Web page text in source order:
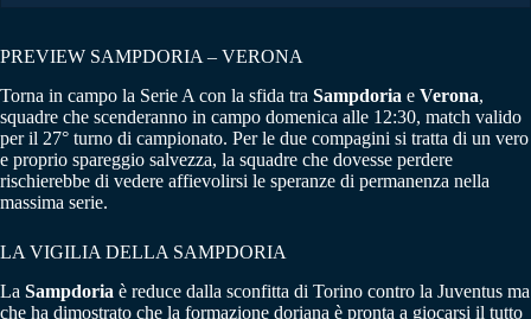
PREVIEW SAMPDORIA – VERONA
Torna in campo la Serie A con la sfida tra Sampdoria e Verona,
squadre che scenderanno in campo domenica alle 12:30, match valido
per il 27° turno di campionato. Per le due compagini si tratta di un vero
e proprio spareggio salvezza, la squadre che dovesse perdere
rischierebbe di vedere affievolirsi le speranze di permanenza nella
massima serie.
LA VIGILIA DELLA SAMPDORIA
La Sampdoria è reduce dalla sconfitta di Torino contro la Juventus ma
che ha dimostrato che la formazione doriana è pronta a giocarsi il tutto